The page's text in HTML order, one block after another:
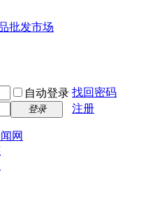
批发市场
自动登录 找回密码
登录 注册
网